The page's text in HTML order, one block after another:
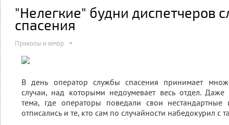
"Нелегкие" будни диспетчеров
спасения
Приколы и юмор
В день оператор службы спасения принимает
случаи, над которыми недоумевает весь отдел. Даже
тема, где операторы поведали свои
отписались и те, кто сам по случайности набедокурил с